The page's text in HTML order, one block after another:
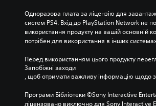
Одноразова плата за ліцензію для
систем PS4. Вхід до PlayStation Network не
використання продукту на вашій основній
потрібен для використання в інших
Перед використанням цього продукту
Запобіжні заходи
, щоб отримати важливу інформацію щодо
Програми Бібліотеки ©Sony Interactive
ліцензовано виключно для Sony Interactive